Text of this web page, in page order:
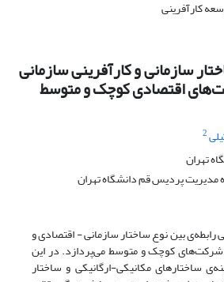
سازمانی و کارآفرینی سازمانی
اقتصادی کوچک و متوسط
2
تهران
پردیس قم دانشگاه تهران
بین نوع ساختار سازمانی - اقتصادی و
شرکت‌های کوچک و متوسط می‌پردازد. در این
ساختارهای مکانیکی-ارگانیکی و ساختار